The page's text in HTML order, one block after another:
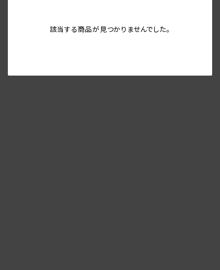
該当する商品が見つかりませんでした。